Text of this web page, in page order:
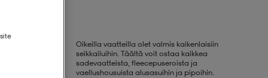
Oikeilla vaatteilla olet valmis kaikenlaisiin
seikkailuihin. Täältä voit ostaa kaikkea
sadevaatteista, fleecepuseroista ja
vaellushousuista alusasuihin ja pipoihin.